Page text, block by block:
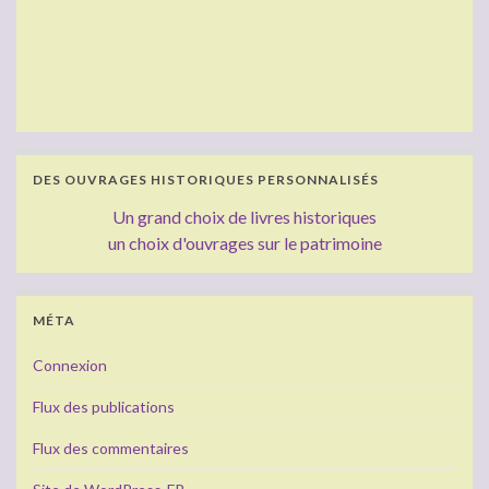
DES OUVRAGES HISTORIQUES PERSONNALISÉS
Un grand choix de livres historiques
un choix d'ouvrages sur le patrimoine
MÉTA
Connexion
Flux des publications
Flux des commentaires